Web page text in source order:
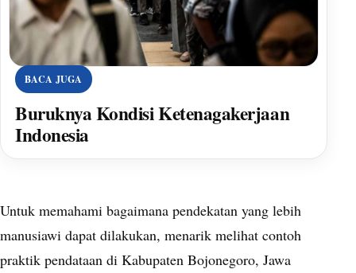
BACA JUGA
Buruknya Kondisi Ketenagakerjaan
Indonesia
Untuk memahami bagaimana pendekatan yang lebih
manusiawi dapat dilakukan, menarik melihat contoh
praktik pendataan di Kabupaten Bojonegoro, Jawa